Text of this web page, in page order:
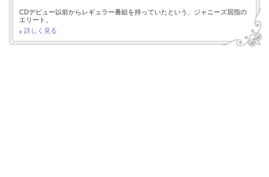
CDデビュー以前からレギュラー番組を持っていたという、ジャニーズ屈指の
エリート。
詳しく見る